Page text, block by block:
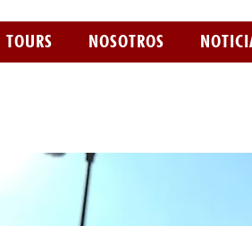
TOURS NOSOTROS